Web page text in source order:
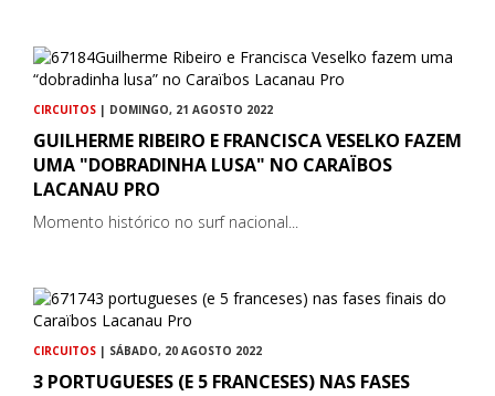
CIRCUITOS | DOMINGO, 21 AGOSTO 2022
GUILHERME RIBEIRO E FRANCISCA VESELKO FAZEM
UMA "DOBRADINHA LUSA" NO CARAÏBOS
LACANAU PRO
Momento histórico no surf nacional...
CIRCUITOS | SÁBADO, 20 AGOSTO 2022
3 PORTUGUESES (E 5 FRANCESES) NAS FASES